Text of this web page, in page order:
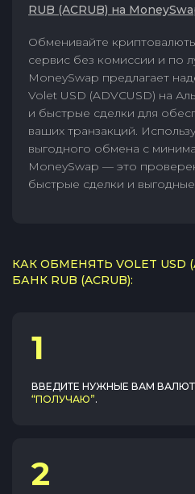
RUB (ACRUB) на
Обменивайте
сервис без комиссии и по
MoneySwap предлагает
Volet USD (ADVCUSD) на
и быстрые сделки для
ваших транзакций.
выгодного обмена с
MoneySwap — это
быстрые сделки и
КАК ОБМЕНЯТЬ VOLET USD
БАНК RUB (ACRUB):
1
ВВЕДИТЕ НУЖНЫЕ ВАМ
“ПОЛУЧАЮ”.
2